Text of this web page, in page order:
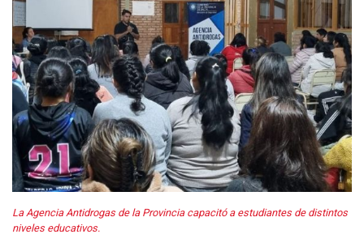
La Agencia Antidrogas de la Provincia capacitó a estudiantes de distintos
niveles educativos.